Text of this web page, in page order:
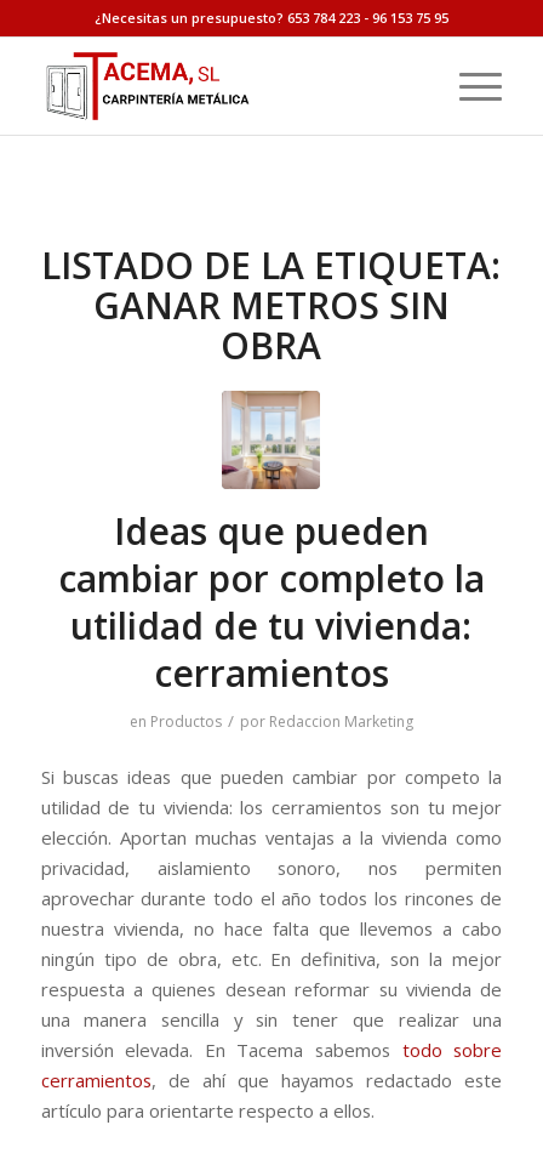
¿Necesitas un presupuesto? 653 784 223 - 96 153 75 95
LISTADO DE LA ETIQUETA:
GANAR METROS SIN
OBRA
Ideas que pueden
cambiar por completo la
utilidad de tu vivienda:
cerramientos
en Productos / por Redaccion Marketing
Si buscas ideas que pueden cambiar por competo la
utilidad de tu vivienda: los cerramientos son tu mejor
elección. Aportan muchas ventajas a la vivienda como
privacidad, aislamiento sonoro, nos permiten
aprovechar durante todo el año todos los rincones de
nuestra vivienda, no hace falta que llevemos a cabo
ningún tipo de obra, etc. En definitiva, son la mejor
respuesta a quienes desean reformar su vivienda de
una manera sencilla y sin tener que realizar una
inversión elevada. En Tacema sabemos todo sobre
cerramientos, de ahí que hayamos redactado este
artículo para orientarte respecto a ellos.